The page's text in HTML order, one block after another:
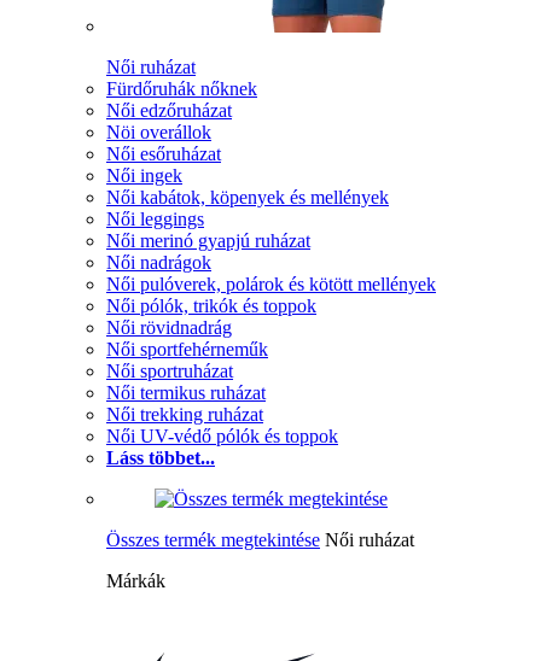
Női ruházat
Fürdőruhák nőknek
Női edzőruházat
Nöi overállok
Női esőruházat
Női ingek
Női kabátok, köpenyek és mellények
Női leggings
Női merinó gyapjú ruházat
Női nadrágok
Női pulóverek, polárok és kötött mellények
Női pólók, trikók és toppok
Női rövidnadrág
Női sportfehérneműk
Női sportruházat
Női termikus ruházat
Női trekking ruházat
Női UV-védő pólók és toppok
Láss többet...
Összes termék megtekintése Női ruházat
Márkák